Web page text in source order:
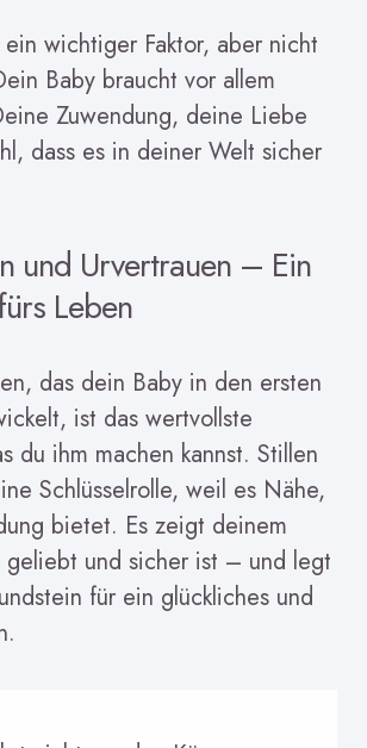
wichtiger Faktor, aber nicht
Baby braucht vor allem
Zuwendung, deine Liebe
dass es in deiner Welt sicher
und Urvertrauen – Ein
Leben
das dein Baby in den ersten
ist das wertvollste
du ihm machen kannst. Stillen
Schlüsselrolle, weil es Nähe,
bietet. Es zeigt deinem
geliebt und sicher ist – und legt
für ein glückliches und